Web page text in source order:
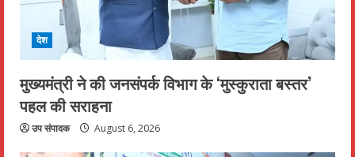
देश
मुख्यमंत्री ने की जनसंपर्क विभाग के ‘मुस्कुराता बस्तर’
पहल की सराहना
उप संपादक August 6, 2026